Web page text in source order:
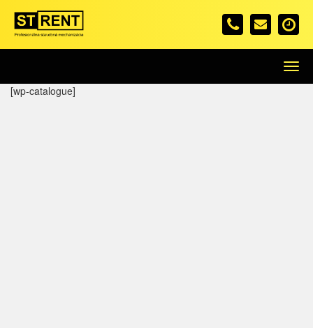
[wp-catalogue]